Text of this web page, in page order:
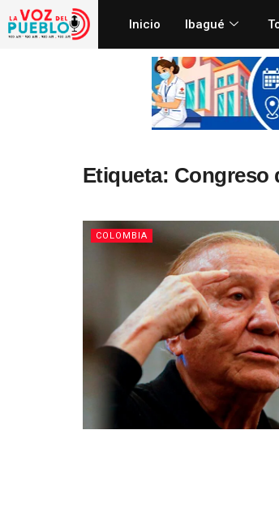
Inicio Ibagué
Etiqueta: Congreso
COLOMBIA